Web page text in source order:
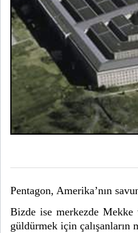
Pentagon, Amerika’nın
Bizde ise merkezde
güldürmek için çalışanların